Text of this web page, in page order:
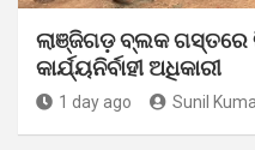
ଲାଞ୍ଜିଗଡ଼ ବ୍ଲକ
କାର୍ଯ୍ୟନିର୍ବାହୀ ଅଧିକାରୀ
1 day ago Sunil